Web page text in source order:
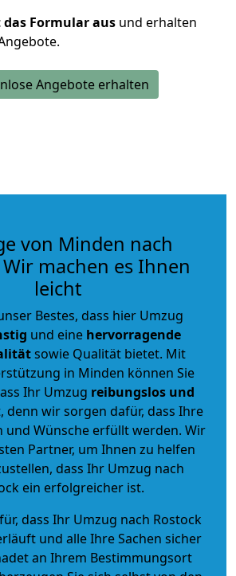
das Formular aus und erhalten
Angebote erhalten
von Minden nach
Wir machen es Ihnen
leicht
Bestes, dass hier Umzug
und eine hervorragende
sowie Qualität bietet. Mit
in Minden können Sie
Ihr Umzug reibungslos und
wir sorgen dafür, dass Ihre
Wünsche erfüllt werden. Wir
Partner, um Ihnen zu helfen
dass Ihr Umzug nach
ein erfolgreicher ist.
dass Ihr Umzug nach Rostock
und alle Ihre Sachen sicher
an Ihrem Bestimmungsort